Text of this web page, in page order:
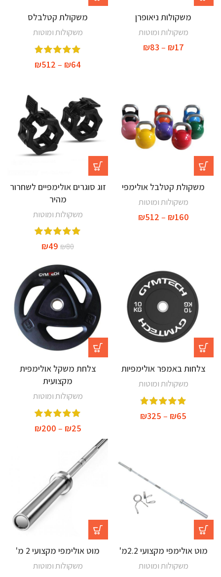
משקולות ניאופרן
משקולות ומוטות
₪17
–
₪83
משקולת קטלבלס
משקולות ומוטות
₪64
–
₪512
משקולת קטלבל אולימפי
משקולות ומוטות
₪160
–
₪512
זוג סוגרים אולימפיים לשחרור
מהיר
משקולות ומוטות
₪80
₪49
צלחות באמפר אולימפיות
משקולות ומוטות
₪65
–
₪325
צלחת משקל אולימפית
מקצועית
משקולות ומוטות
₪25
–
₪200
מוט אולימפי מקצועי 2.2מ'
משקולות ומוטות
-16%
מוט אולימפי מקצועי 2 מ'
משקולות ומוטות